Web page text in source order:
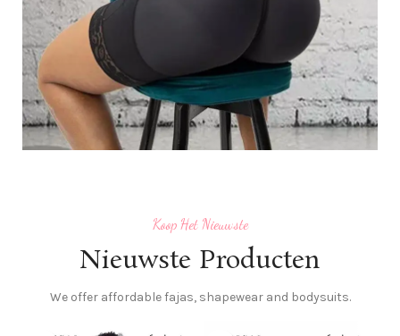
Koop Het Nieuwste
Nieuwste Producten
We offer affordable fajas, shapewear and bodysuits.